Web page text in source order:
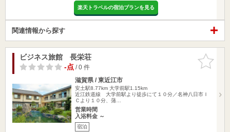
楽天トラベルの宿泊プランを見る
関連情報から探す
お気に入
りに追加
ビジネス旅館 長栄荘
-点/ 0 件
滋賀県 / 東近江市
安土駅8.77km 大学前駅1.15km
近江鉄道線 大学前駅より徒歩にて１０分／名神八日市Ｉ
Ｃより１０分、蒲…
営業時間
入浴料金 ～
宿泊